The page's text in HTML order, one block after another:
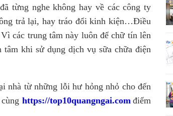
từng nghe không hay về các công ty
trả lại, hay tráo đổi kinh kiện…Điều
các trung tâm này luôn để chữ tín lên
tâm khi sử dụng dịch vụ sữa chữa điện
nhà từ những lỗi hư hỏng nhỏ cho đến
cùnghttps://top10quangngai.com điểm